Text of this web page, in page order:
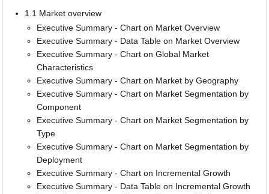
1.1 Market overview
Executive Summary - Chart on Market Overview
Executive Summary - Data Table on Market Overview
Executive Summary - Chart on Global Market
Characteristics
Executive Summary - Chart on Market by Geography
Executive Summary - Chart on Market Segmentation by
Component
Executive Summary - Chart on Market Segmentation by
Type
Executive Summary - Chart on Market Segmentation by
Deployment
Executive Summary - Chart on Incremental Growth
Executive Summary - Data Table on Incremental Growth